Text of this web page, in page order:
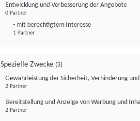
Entwicklung und Verbesserung der Angebote
0 Partner
- mit berechtigtem Interesse
1 Partner
Spezielle Zwecke (3)
Gewährleistung der Sicherheit, Verhinderung
2 Partner
Bereitstellung und Anzeige von Werbung und
2 Partner